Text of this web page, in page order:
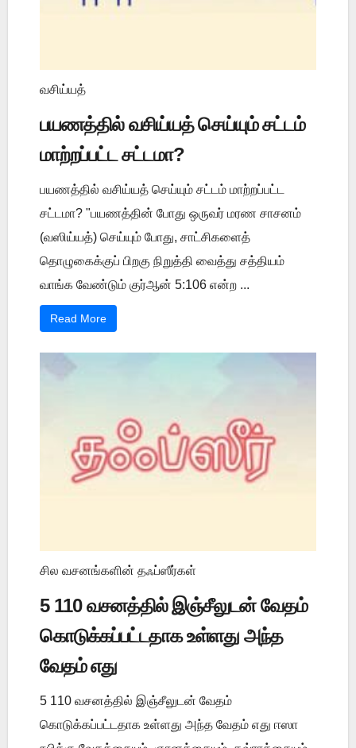
வசிய்யத்
பயணத்தில் வசிய்யத் செய்யும் சட்டம்
மாற்றப்பட்ட சட்டமா?
பயணத்தில் வசிய்யத் செய்யும் சட்டம் மாற்றப்பட்ட
சட்டமா? "பயணத்தின் போது ஒருவர் மரண சாசனம்
(வஸிய்யத்) செய்யும் போது, சாட்சிகளைத்
தொழுகைக்குப் பிறகு நிறுத்தி வைத்து சத்தியம்
வாங்க வேண்டும் குர்ஆன் 5:106 என்ற ...
Read More
சில வசனங்களின் தஃப்ஸீர்கள்
5 110 வசனத்தில் இஞ்சீலுடன் வேதம்
கொடுக்கப்பட்டதாக உள்ளது அந்த
வேதம் எது
5 110 வசனத்தில் இஞ்சீலுடன் வேதம்
கொடுக்கப்பட்டதாக உள்ளது அந்த வேதம் எது ஈஸா